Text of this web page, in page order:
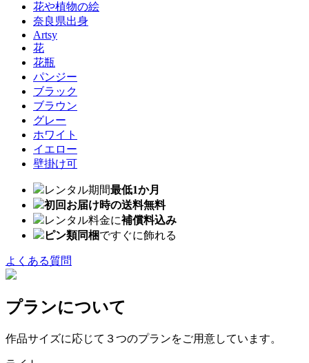
花や植物の絵
奈良県出身
Artsy
花
花瓶
パンジー
ブラック
ブラウン
グレー
ホワイト
イエロー
壁掛け可
レンタル期間最低1か月
初回お届け時の送料無料
レンタル料金に補償料込み
ピン類同梱ですぐに飾れる
よくある質問
プランについて
作品サイズに応じて３つのプランをご用意しています。